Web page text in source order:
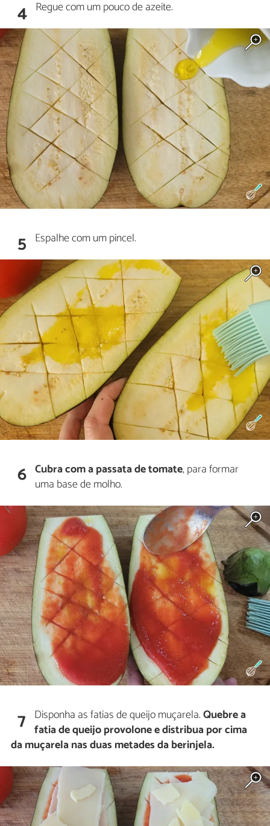
4 Regue com um pouco de azeite.
5 Espalhe com um pincel.
6 Cubra com a passata de tomate, para formar
uma base de molho.
7 Disponha as fatias de queijo muçarela.Quebre a
fatia de queijo provolone e distribua por cima
da muçarela nas duas metades da berinjela.